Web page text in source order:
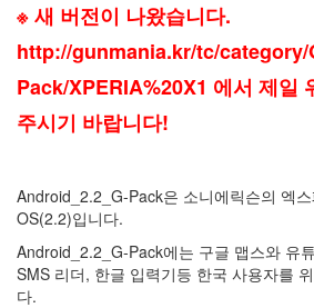
※ 새 버전이 나왔습니다.
http://gunmania.kr/tc/category/
Pack/XPERIA%20X1 에서 제일
주시기 바랍니다!
Android_2.2_G-Pack은 소니에릭슨의 엑
OS(2.2)입니다.
Android_2.2_G-Pack에는 구글 맵스와 유
SMS 리더, 한글 입력기등 한국 사용자를
다.
Tag
Cloud
야
퓨
텍
기
사